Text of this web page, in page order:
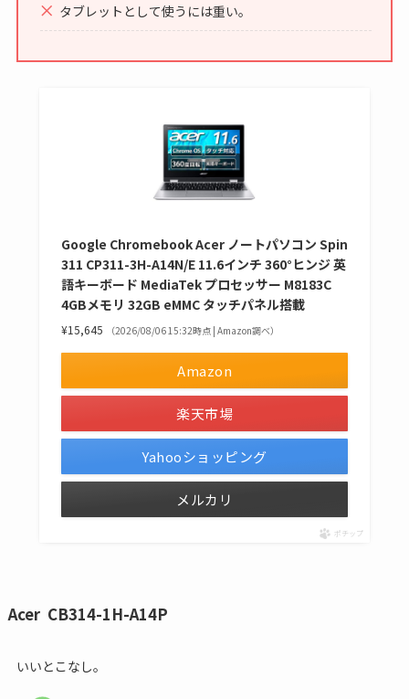
タブレットとして使うには重い。
Google Chromebook Acer ノートパソコン Spin
311 CP311-3H-A14N/E 11.6インチ 360°ヒンジ 英
語キーボード MediaTek プロセッサー M8183C
4GBメモリ 32GB eMMC タッチパネル搭載
¥15,645 （2026/08/06 15:32時点 | Amazon調べ）
Amazon
楽天市場
Yahooショッピング
メルカリ
ポチップ
Acer CB314-1H-A14P
いいとこなし。